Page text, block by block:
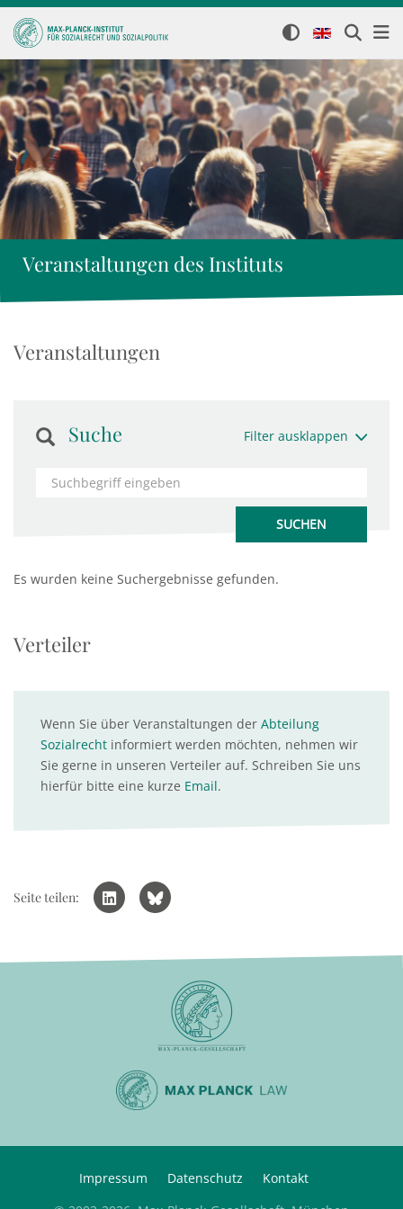
Veranstaltungen des Instituts
Veranstaltungen
Suche Filter ausklappen
Es wurden keine Suchergebnisse gefunden.
Verteiler
Wenn Sie über Veranstaltungen der Abteilung
Sozialrecht informiert werden möchten, nehmen wir
Sie gerne in unseren Verteiler auf. Schreiben Sie uns
hierfür bitte eine kurze Email.
Seite teilen:
Impressum Datenschutz
Kontakt